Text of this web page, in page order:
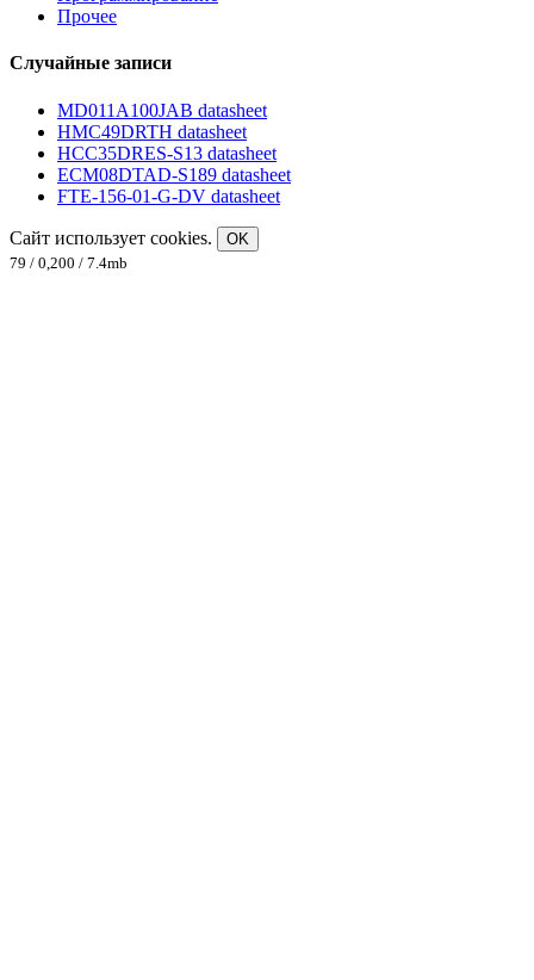
Прочее
Случайные записи
MD011A100JAB datasheet
HMC49DRTH datasheet
HCC35DRES-S13 datasheet
ECM08DTAD-S189 datasheet
FTE-156-01-G-DV datasheet
Сайт использует cookies.
OK
79 / 0,200 / 7.4mb